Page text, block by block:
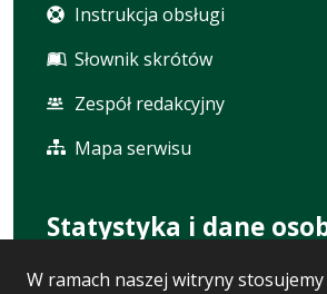
W ramach naszej witryny
Instrukcja obsługi
Słownik skrótów
Zespół redakcyjny
Mapa serwisu
Statystyka i dane
Statystyki oglądalności